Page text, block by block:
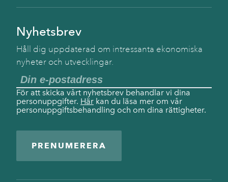
Nyhetsbrev
Håll dig uppdaterad om intressanta ekonomiska
nyheter och utvecklingar.
För att skicka vårt nyhetsbrev behandlar vi dina
personuppgifter. Här kan du läsa mer om vår
personuppgiftsbehandling och om dina rättigheter.
PRENUMERERA